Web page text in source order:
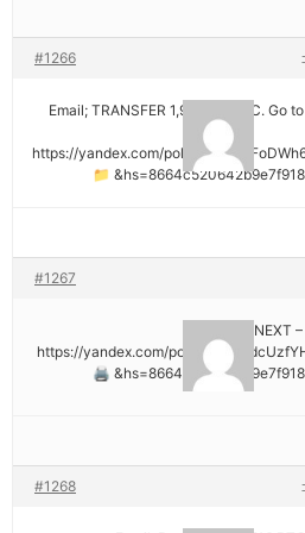
#1266
📁 Email; TRANSFER 1,988187 BTC. Go
https://yandex.com/poll/
#1267
🖨 + 1.354081 BTC.NEXT –
https://yandex.com/poll/
#1268